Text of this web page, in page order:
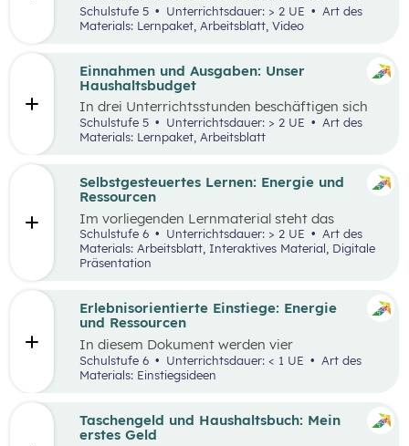
Erlebnisorientierte Einstiege: Energie
und Ressourcen
In diesem Dokument werden vier
Einstiegsideen für den Kompetenzbereich
„Nachhaltiger Umgang mit Energie und
Ressourcen“ präsentiert.
Schulstufe 6 Unterrichtsdauer: < 1 UE
Materials: Einstiegsideen
Taschengeld und Haushaltsbuch: Mein
erstes Geld
Einnahmen und Ausgaben: Unser
Haushaltsbudget
In drei Unterrichtsstunden beschäftigen sich
die Schüler:innen mit den Einnahmen und
Ausgaben von Haushalten.
Schulstufe 5 Unterrichtsdauer: > 2 UE
Materials: Lernpaket, Arbeitsblatt
eines Kurzvideos und zusätzlichem Material der
Fokus auf finanzielle Entscheidungen und
Bedürfnisse gelegt. Kinder und Jugendliche
Entscheidungen. Dabei gilt es, Bedürfnisse und
Prioritäten, aber auch die eigenen finanziellen
Möglichkeiten zu berücksichtigen. Oft möchte
man mehr haben, als man sich leisten kann und
muss aufgrund der Knappheit auf etwas
verzichten. Konsum ist jedoch nicht die einzige
Schulstufe 5 Unterrichtsdauer: > 2 UE
Materials: Lernpaket, Arbeitsblatt, Video
Selbstgesteuertes Lernen: Energie und
Ressourcen
Im vorliegenden Lernmaterial steht das
selbstgesteuerte Lernen im Vordergrund. Es
werden die wesentlichen Ressourcen und
Energieträger für die Wirtschaft und unser
Schulstufe 6 Unterrichtsdauer: > 2 UE
Art des
Materials: Arbeitsblatt, Interaktives Material, Digitale
Präsentation